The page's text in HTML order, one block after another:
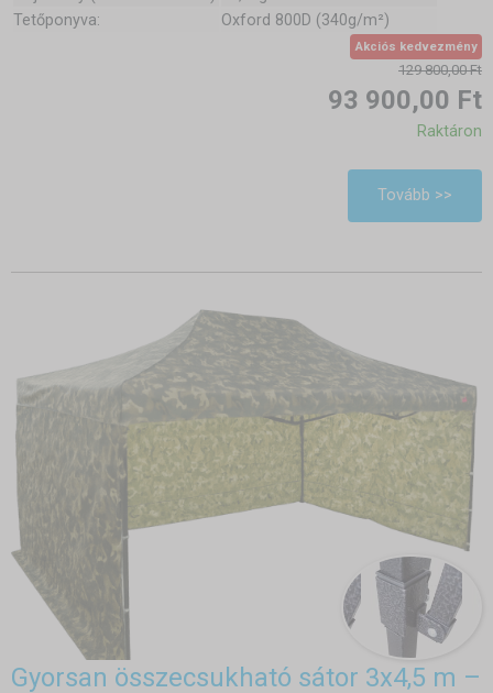
Tetőponyva:
Oxford 800D (340g/m²)
Akciós kedvezmény
129 800,00 Ft
93 900,00 Ft
Raktáron
Tovább >>
Gyorsan összecsukható sátor 3x4,5 m –